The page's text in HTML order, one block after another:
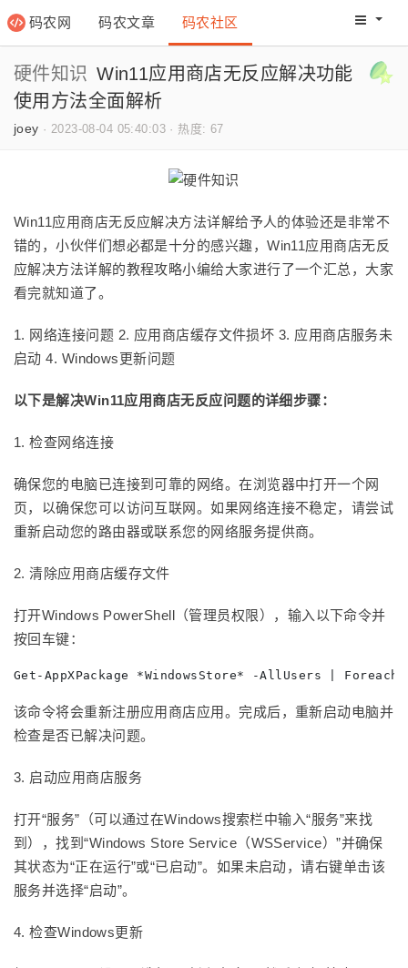
码农网 码农文章 码农社区 码农网
硬件知识 Win11应用商店无反应解决功能
使用方法全面解析
joey · 2023-08-04 05:40:03 · 热度: 67
Win11应用商店无反应解决方法详解给予人的体验还是非常不
错的，小伙伴们想必都是十分的感兴趣，Win11应用商店无反
应解决方法详解的教程攻略小编给大家进行了一个汇总，大家
看完就知道了。
1. 网络连接问题 2. 应用商店缓存文件损坏 3. 应用商店服务未
启动 4. Windows更新问题
以下是解决Win11应用商店无反应问题的详细步骤：
1. 检查网络连接
确保您的电脑已连接到可靠的网络。在浏览器中打开一个网
页，以确保您可以访问互联网。如果网络连接不稳定，请尝试
重新启动您的路由器或联系您的网络服务提供商。
2. 清除应用商店缓存文件
打开Windows PowerShell（管理员权限），输入以下命令并
按回车键：
Get-AppXPackage *WindowsStore* -AllUsers |
该命令将会重新注册应用商店应用。完成后，重新启动电脑并
检查是否已解决问题。
3. 启动应用商店服务
打开“服务”（可以通过在Windows搜索栏中输入“服务”来找
到），找到“Windows Store Service（WSService）”并确保
其状态为“正在运行”或“已启动”。如果未启动，请右键单击该
服务并选择“启动”。
4. 检查Windows更新